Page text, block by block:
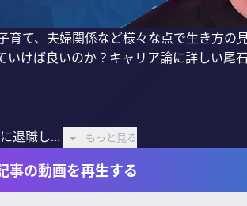
育て、夫婦関係など様々な点で生き方の
けば良いのか？キャリア論に詳しい尾
退職し...
もっと見る
事の動画を再生する